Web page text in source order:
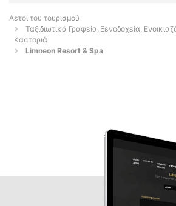
Αετοί του τουρισμού
Ταξιδιωτικά Γραφεία, Ξενοδοχεία,
Καστοριά
Limneon Resort & Spa